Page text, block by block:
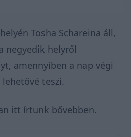
Tosha Schareina áll,
negyedik helyről
amennyiben a nap végi
teszi.
itt írtunk bővebben.